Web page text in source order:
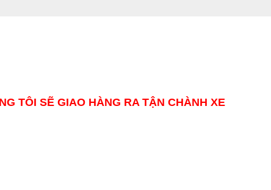
TÔI SẼ GIAO HÀNG RA TẬN CHÀNH XE